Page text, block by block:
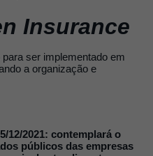
Insurance
ser implementado em
a organização e
12/2021: contemplará o
públicos das empresas